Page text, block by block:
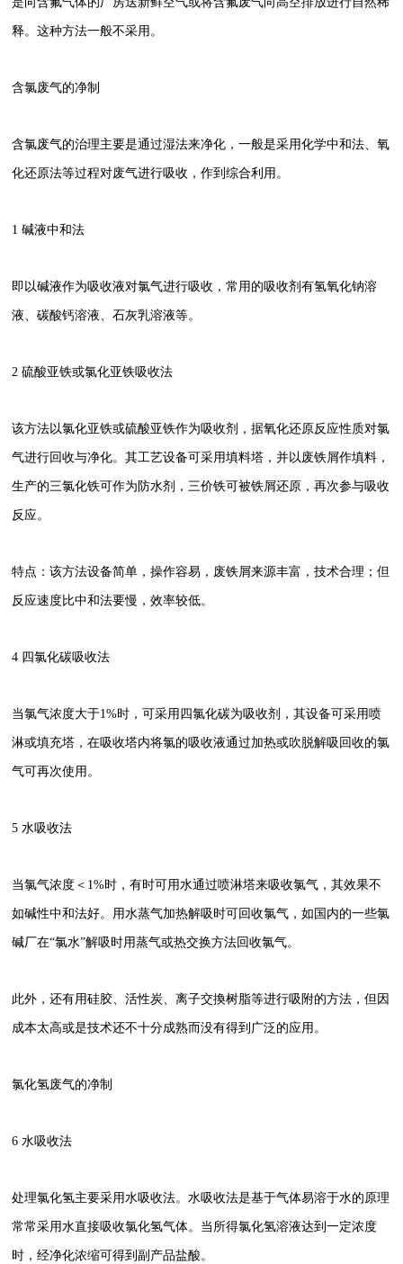
释。这种方法一般不采用。
含氯废气的净制
含氯废气的治理主要是通过湿法来净化，一般是采用化学中和法、氧
化还原法等过程对废气进行吸收，作到综合利用。
1 碱液中和法
即以碱液作为吸收液对氯气进行吸收，常用的吸收剂有氢氧化钠溶
液、碳酸钙溶液、石灰乳溶液等。
2 硫酸亚铁或氯化亚铁吸收法
该方法以氯化亚铁或硫酸亚铁作为吸收剂，据氧化还原反应性质对氯
气进行回收与净化。其工艺设备可采用填料塔，并以废铁屑作填料，
生产的三氯化铁可作为防水剂，三价铁可被铁屑还原，再次参与吸收
反应。
特点：该方法设备简单，操作容易，废铁屑来源丰富，技术合理；但
反应速度比中和法要慢，效率较低。
4 四氯化碳吸收法
当氯气浓度大于1%时，可采用四氯化碳为吸收剂，其设备可采用喷
淋或填充塔，在吸收塔内将氯的吸收液通过加热或吹脱解吸回收的氯
气可再次使用。
5 水吸收法
当氯气浓度＜1%时，有时可用水通过喷淋塔来吸收氯气，其效果不
如碱性中和法好。用水蒸气加热解吸时可回收氯气，如国内的一些氯
碱厂在“氯水”解吸时用蒸气或热交换方法回收氯气。
此外，还有用硅胶、活性炭、离子交換树脂等进行吸附的方法，但因
成本太高或是技术还不十分成熟而没有得到广泛的应用。
氯化氢废气的净制
6 水吸收法
处理氯化氢主要采用水吸收法。水吸收法是基于气体易溶于水的原理
常常采用水直接吸收氯化氢气体。当所得氯化氢溶液达到一定浓度
时，经净化浓缩可得到副产品盐酸。